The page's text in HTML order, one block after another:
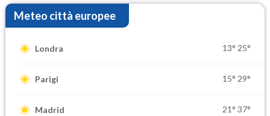
Meteo città europee
Londra 13° 25°
Parigi 15° 29°
Madrid 21° 37°